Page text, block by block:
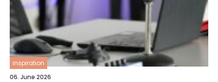
inspiration
06. June 2026